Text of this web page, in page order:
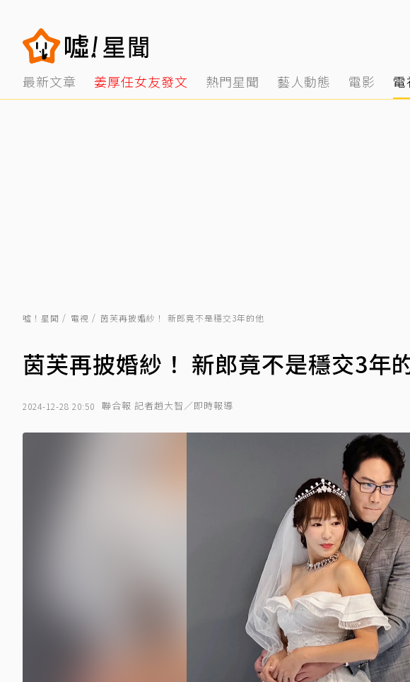
最新文章 姜厚任女友發文 熱門星聞 藝人動態 電影 電
噓！星聞 電視 茵芙再披婚紗！ 新郎竟不是穩交3年的他
茵芙再披婚紗！ 新郎竟不是穩交3年
2024-12-28 20:50 聯合報 記者趙大智／即時報導